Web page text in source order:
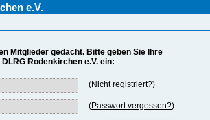
e.V.
Mitglieder gedacht. Bitte geben Sie Ihre
Rodenkirchen e.V. ein:
(Nicht registriert?)
(Passwort vergessen?)